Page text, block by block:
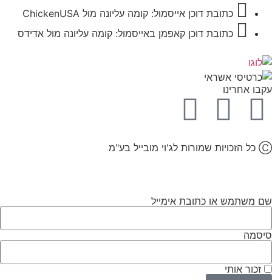
כתובת דוכן אייסמול: קומה עליונה מול ChickenUSA
כתובת דוכן קאפמן באייסמול: קומה עליונה מול אדידס
עקבו אחרינו
Ⓒ כל הזכויות שמורות לג'וי מובייל בע"מ
שם משתמש או כתובת אימייל
סיסמה
זכור אותי